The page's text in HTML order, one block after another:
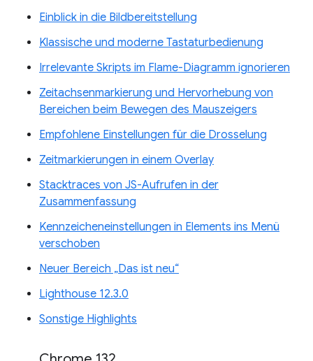
Einblick in die Bildbereitstellung
Klassische und moderne Tastaturbedienung
Irrelevante Skripts im Flame-Diagramm ignorieren
Zeitachsenmarkierung und Hervorhebung von
Bereichen beim Bewegen des Mauszeigers
Empfohlene Einstellungen für die Drosselung
Zeitmarkierungen in einem Overlay
Stacktraces von JS-Aufrufen in der
Zusammenfassung
Kennzeicheneinstellungen in Elements ins Menü
verschoben
Neuer Bereich „Das ist neu“
Lighthouse 12.3.0
Sonstige Highlights